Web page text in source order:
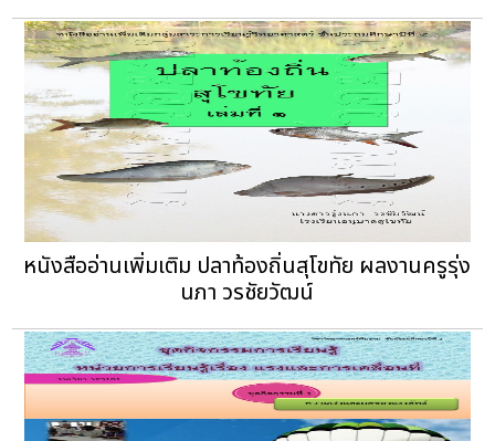
หนังสืออ่านเพิ่มเติม ปลาท้องถิ่นสุโขทัย ผลงานครูรุ่ง
นภา วรชัยวัฒน์